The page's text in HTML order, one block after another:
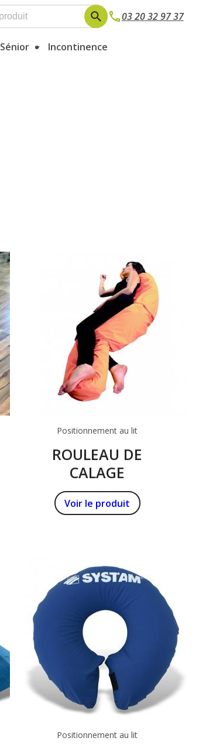
03 20 32 97 37
Sénior Incontinence
Positionnement au lit
ROULEAU DE
CALAGE
Voir le produit
Positionnement au lit